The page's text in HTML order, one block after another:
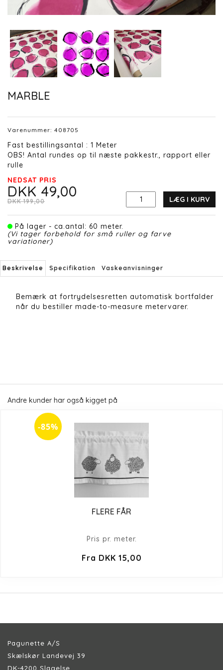
MARBLE
Varenummer: 408705
Fast bestillingsantal : 1 Meter
OBS! Antal rundes op til næste pakkestr., rapport eller
rulle
NEDSAT PRIS
DKK 49,00
DKK 199,00 LÆG I KURV
På lager - ca.antal: 60 meter.
(Vi tager forbehold for små ruller og farve
variationer)
Beskrivelse Specifikation Vaskeanvisninger
Bemærk at fortrydelsesretten automatisk bortfalder
når du bestiller made-to-measure metervarer.
Andre kunder har også kigget på
-85%
FLERE FÅR
Pris pr. meter.
Fra DKK 15,00
Pagunette A/S
Skælskør Landevej 39
DK-4200 Slagelse